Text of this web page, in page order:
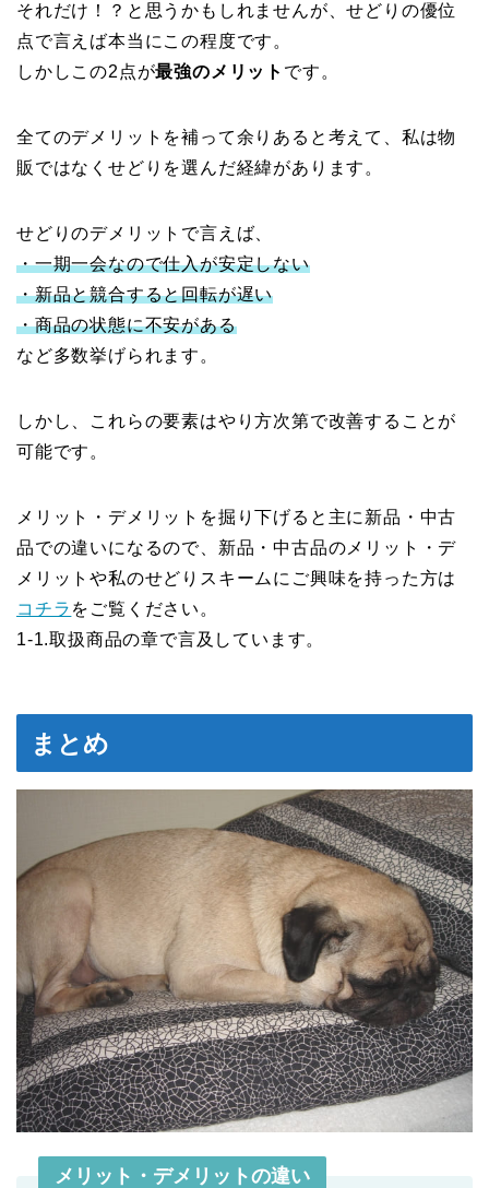
それだけ！？と思うかもしれませんが、せどりの優位
点で言えば本当にこの程度です。
しかしこの2点が最強のメリット です。
全てのデメリットを補って余りあると考えて、私は物
販ではなくせどりを選んだ経緯があります。
せどりのデメリットで言えば、
・一期一会なので仕入が安定しない
・新品と競合すると回転が遅い
・商品の状態に不安がある
など多数挙げられます。
しかし、これらの要素はやり方次第で改善することが
可能です。
メリット・デメリットを掘り下げると主に新品・中古
品での違いになるので、新品・中古品のメリット・デ
メリットや私のせどりスキームにご興味を持った方は
コチラ をご覧ください。
1-1.取扱商品の章で言及しています。
まとめ
メリット・デメリットの違い